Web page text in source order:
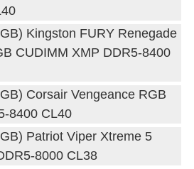
Kingston FURY Renegade
CUDIMM XMP DDR5-8400
Corsair Vengeance RGB
8400 CL40
Patriot Viper Xtreme 5
8000 CL38